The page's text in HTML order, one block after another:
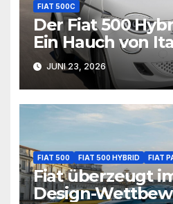
FIAT 500C
Der Fiat 500
Ein Hauch von
Alltag
JUNI 23, 2026
FIAT 500 FIAT 500 HYBRID FIAT
Fiat überzeugt
Design-